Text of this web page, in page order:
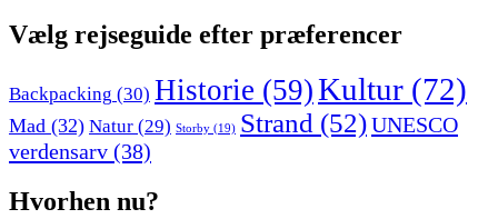
Vælg rejseguide efter præferencer
Backpacking (30) Historie (59)Kultur (72)
Mad (32) Natur (29) Storby (19) Strand (52)UNESCO
verdensarv (38)
Hvorhen nu?